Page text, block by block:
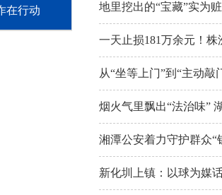
在行动 地里挖出的“宝藏”实为
一天止损181万余元！
从“坐等上门”到“主动
烟火气里飘出“法治味”
湘潭公安着力守护群众“
新化圳上镇：以球为媒